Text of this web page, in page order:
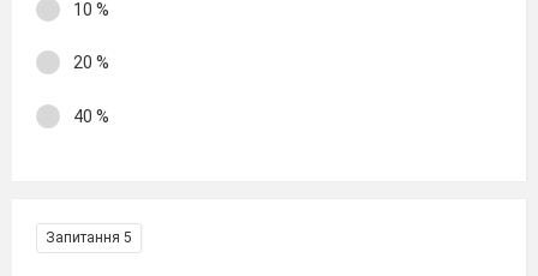
10 %
20 %
40 %
Запитання 5